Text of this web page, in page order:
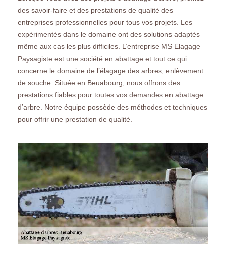
des savoir-faire et des prestations de qualité des
entreprises professionnelles pour tous vos projets. Les
expérimentés dans le domaine ont des solutions adaptés
même aux cas les plus difficiles. L’entreprise MS Elagage
Paysagiste est une société en abattage et tout ce qui
concerne le domaine de l’élagage des arbres, enlèvement
de souche. Située en Beuabourg, nous offrons des
prestations fiables pour toutes vos demandes en abattage
d’arbre. Notre équipe possède des méthodes et techniques
pour offrir une prestation de qualité.